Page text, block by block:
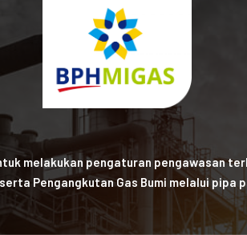
melakukan pengaturan pengawasan
Pengangkutan Gas Bumi melalui pipa